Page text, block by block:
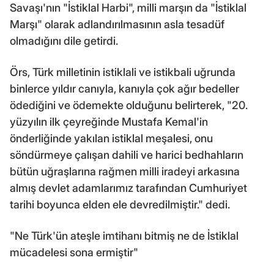
Savaşı'nın "İstiklal Harbi", milli marşın da "İstiklal
Marşı" olarak adlandırılmasının asla tesadüf
olmadığını dile getirdi.
Örs, Türk milletinin istiklali ve istikbali uğrunda
binlerce yıldır canıyla, kanıyla çok ağır bedeller
ödediğini ve ödemekte olduğunu belirterek, "20.
yüzyılın ilk çeyreğinde Mustafa Kemal'in
önderliğinde yakılan istiklal meşalesi, onu
söndürmeye çalışan dahili ve harici bedhahların
bütün uğraşlarına rağmen milli iradeyi arkasına
almış devlet adamlarımız tarafından Cumhuriyet
tarihi boyunca elden ele devredilmiştir." dedi.
"Ne Türk'ün ateşle imtihanı bitmiş ne de İstiklal
mücadelesi sona ermiştir"